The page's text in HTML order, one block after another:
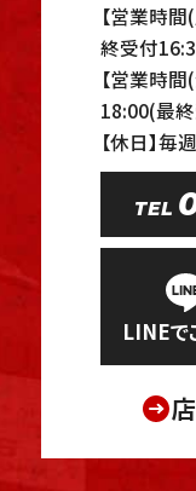
【営業時間
終受付
【営業時間(
18:00(最
【休日】
TEL
LINEで